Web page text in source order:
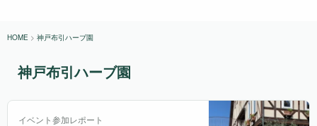
HOME > 神戸布引ハーブ園
神戸布引ハーブ園
イベント参加レポート